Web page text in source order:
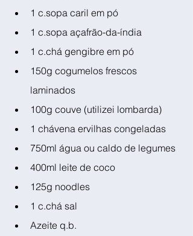
1 c.sopa caril em pó
1 c.sopa açafrão-da-índia
1 c.chá gengibre em pó
150g cogumelos frescos
laminados
100g couve (utilizei lombarda)
1 chávena ervilhas congeladas
750ml água ou caldo de legumes
400ml leite de coco
125g noodles
1 c.chá sal
Azeite q.b.